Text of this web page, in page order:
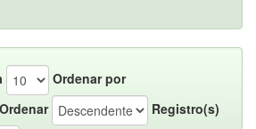
Ordenar por
Ordenar
Registro(s)